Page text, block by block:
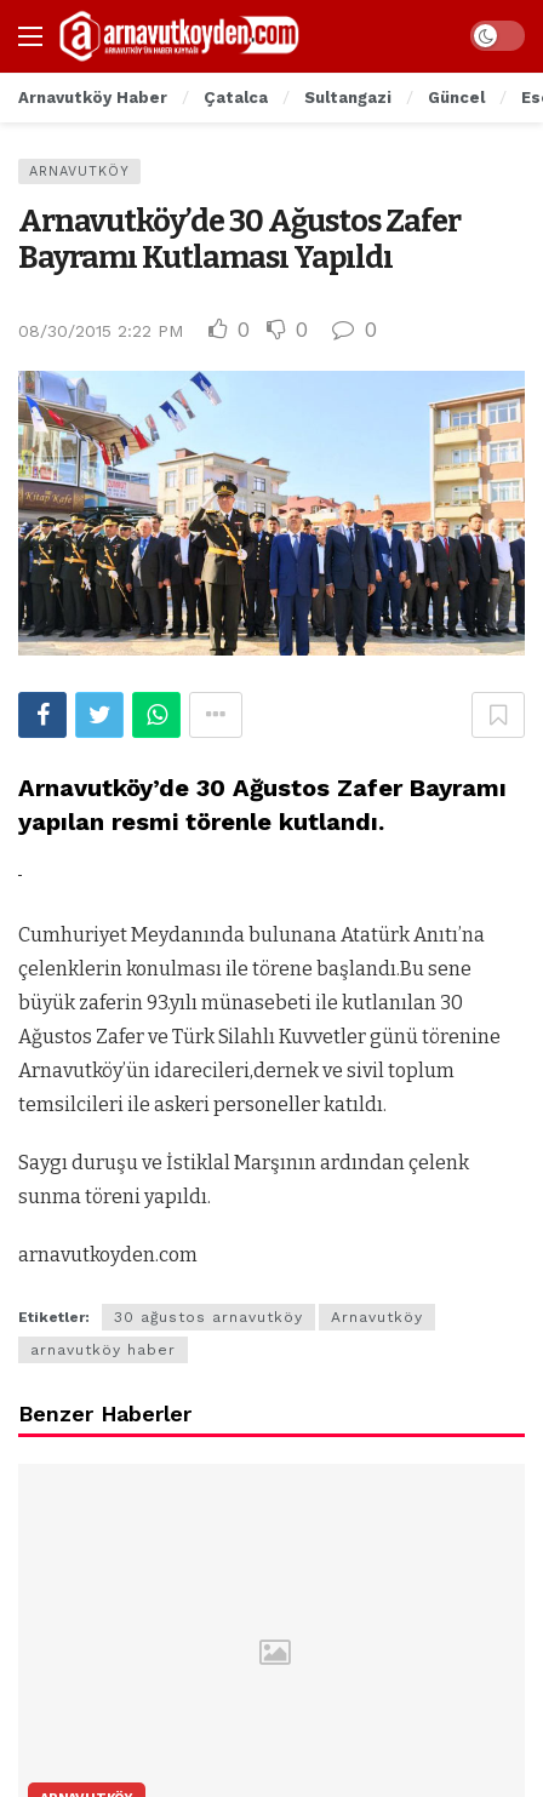
Arnavutköy Haber Çatalca Sultangazi Güncel
ARNAVUTKÖY
Arnavutköy’de 30 Ağustos Zafer
Bayramı Kutlaması Yapıldı
08/30/2015 2:22 PM 0 0 0
Arnavutköy’de 30 Ağustos Zafer Bayramı
yapılan resmi törenle kutlandı.
Cumhuriyet Meydanında bulunana Atatürk Anıtı’na
çelenklerin konulması ile törene başlandı.Bu sene
büyük zaferin 93.yılı münasebeti ile kutlanılan 30
Ağustos Zafer ve Türk Silahlı Kuvvetler günü törenine
Arnavutköy’ün idarecileri,dernek ve sivil toplum
temsilcileri ile askeri personeller katıldı.
Saygı duruşu ve İstiklal Marşının ardından çelenk
sunma töreni yapıldı.
arnavutkoyden.com
Etiketler: 30 ağustos arnavutköy
Arnavutköy
arnavutköy haber
Benzer Haberler